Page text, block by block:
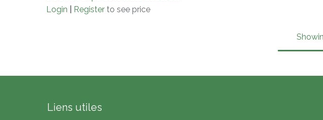
Login
Register to see price
Liens utiles